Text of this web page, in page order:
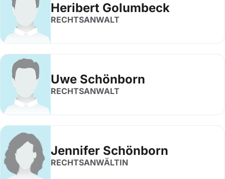
Heribert Golumbeck
RECHTSANWALT
Uwe Schönborn
RECHTSANWALT
Jennifer Schönborn
RECHTSANWÄLTIN